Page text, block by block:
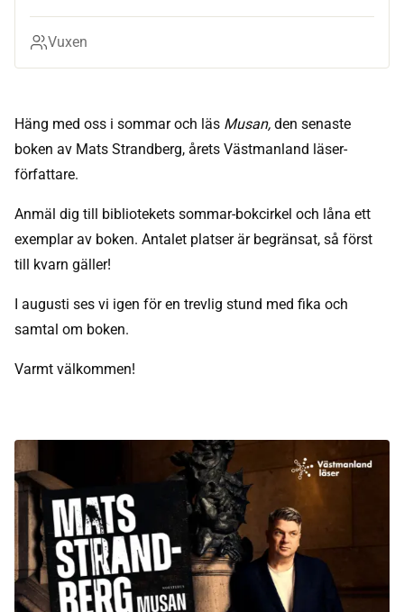
Vuxen
Häng med oss i sommar och läs Musan, den senaste
boken av Mats Strandberg, årets Västmanland läser-
författare.
Anmäl dig till bibliotekets sommar-bokcirkel och låna ett
exemplar av boken. Antalet platser är begränsat, så först
till kvarn gäller!
I augusti ses vi igen för en trevlig stund med fika och
samtal om boken.
Varmt välkommen!